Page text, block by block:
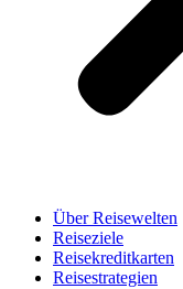
Über Reisewelten
Reiseziele
Reisekreditkarten
Reisestrategien